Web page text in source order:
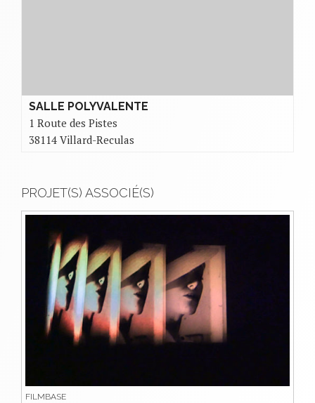
SALLE POLYVALENTE
1 Route des Pistes
38114 Villard-Reculas
PROJET(S) ASSOCIÉ(S)
FILMBASE